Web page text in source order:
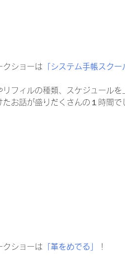
クショーは 「システム手帳スクー
リフィルの種類、スケジュール
お話が盛りだくさんの１時間で
クショーは 「革をめでる」 ！